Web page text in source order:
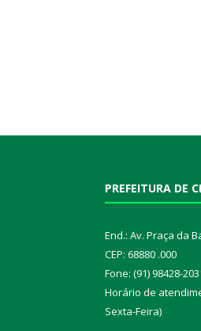
PREFEITURA DE
End.: Av. Praça da
CEP: 68880 .000
Fone: (91) 98428-
Horário de
Sexta-Feira)